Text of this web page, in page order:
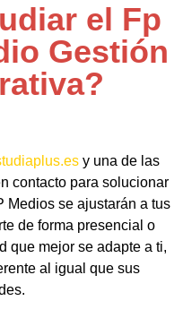
el Fp
Gestión
y una de las
contacto para solucionar
Medios se ajustarán a tus
de forma presencial o
que mejor se adapte a ti,
al igual que sus